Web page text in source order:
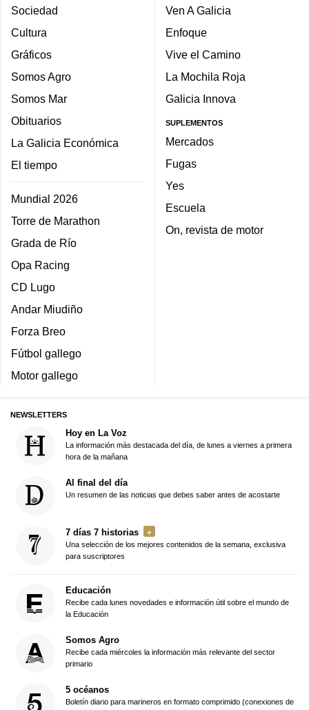
Sociedad
Cultura
Gráficos
Somos Agro
Somos Mar
Obituarios
La Galicia Económica
El tiempo
Mundial 2026
Torre de Marathon
Grada de Río
Opa Racing
CD Lugo
Andar Miudiño
Forza Breo
Fútbol gallego
Motor gallego
Ven A Galicia
Enfoque
Vive el Camino
La Mochila Roja
Galicia Innova
SUPLEMENTOS
Mercados
Fugas
Yes
Escuela
On, revista de motor
NEWSLETTERS
Hoy en La Voz
La información más destacada del día, de lunes a viernes a primera
hora de la mañana
Al final del día
Un resumen de las noticias que debes saber antes de acostarte
7 días 7 historias
Una selección de los mejores contenidos de la semana, exclusiva
para suscriptores
Educación
Recibe cada lunes novedades e información útil sobre el mundo de
la Educación
Somos Agro
Recibe cada miércoles la información más relevante del sector
primario
5 océanos
Boletín diario para marineros en formato comprimido (conexiones de